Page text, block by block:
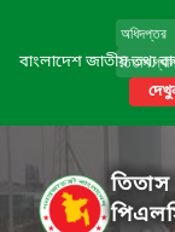
বাংলাদেশ জাতীয় তথ্য
তিতাস